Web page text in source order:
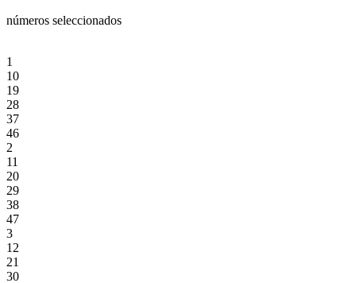
números seleccionados
1
10
19
28
37
46
2
11
20
29
38
47
3
12
21
30